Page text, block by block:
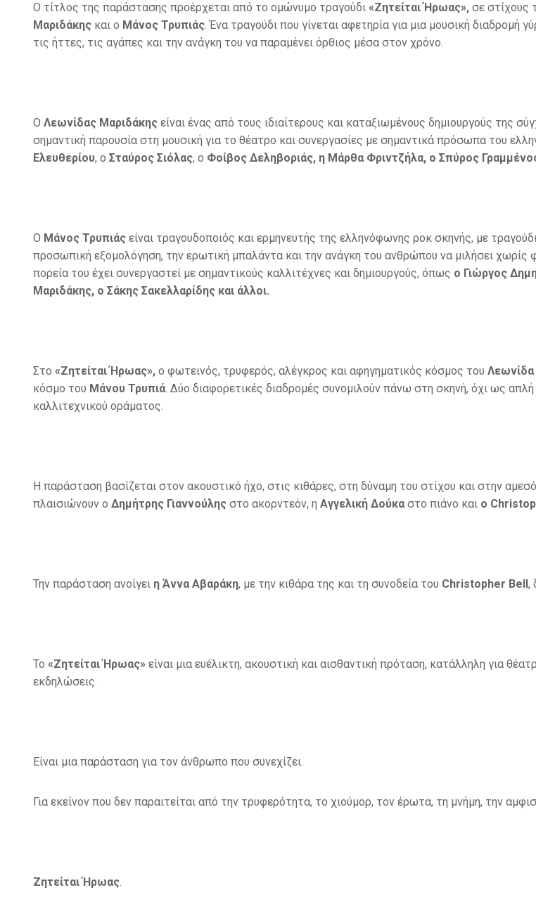
Ο τίτλος της παράστασης προέρχεται από το ομώνυμο τραγούδι «Ζητείται Ήρωας», σε στίχους
Μαριδάκης και ο Μάνος Τρυπιάς. Ένα τραγούδι που γίνεται αφετηρία για μια μουσική
τις ήττες, τις αγάπες και την ανάγκη του να παραμένει όρθιος μέσα στον χρόνο.
Ο Λεωνίδας Μαριδάκης είναι ένας από τους ιδιαίτερους και καταξιωμένους δημιουργούς της
σημαντική παρουσία στη μουσική για το θέατρο και συνεργασίες με σημαντικά πρόσωπα του
Ελευθερίου, ο Σταύρος Σιόλας, ο Φοίβος Δεληβοριάς, η Μάρθα Φριντζήλα, ο Σπύρος
Ο Μάνος Τρυπιάς είναι τραγουδοποιός και ερμηνευτής της ελληνόφωνης ροκ σκηνής, με
προσωπική εξομολόγηση, την ερωτική μπαλάντα και την ανάγκη του ανθρώπου να μιλήσει
πορεία του έχει συνεργαστεί με σημαντικούς καλλιτέχνες και δημιουργούς, όπως ο Γιώργος
Μαριδάκης, ο Σάκης Σακελλαρίδης και άλλοι.
Στο «Ζητείται Ήρωας», ο φωτεινός, τρυφερός, αλέγκρος και αφηγηματικός κόσμος του
κόσμο του Μάνου Τρυπιά. Δύο διαφορετικές διαδρομές συνομιλούν πάνω στη σκηνή, όχι ως
καλλιτεχνικού οράματος.
Η παράσταση βασίζεται στον ακουστικό ήχο, στις κιθάρες, στη δύναμη του στίχου και στην
πλαισιώνουν ο Δημήτρης Γιαννούλης στο ακορντεόν, η Αγγελική Δούκα στο πιάνο και ο
Την παράσταση ανοίγει η Άννα Αβαράκη, με την κιθάρα της και τη συνοδεία του Christopher Bell ,
Το «Ζητείται Ήρωας» είναι μια ευέλικτη, ακουστική και αισθαντική πρόταση, κατάλληλη για
εκδηλώσεις.
Είναι μια παράσταση για τον άνθρωπο που συνεχίζει.
Για εκείνον που δεν παραιτείται από την τρυφερότητα, το χιούμορ, τον έρωτα, τη μνήμη, την
Ζητείται Ήρωας.